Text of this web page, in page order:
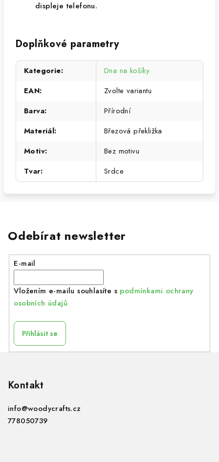
displeje telefonu.
Doplňkové parametry
Kategorie:
Dna na košíky
EAN:
Zvolte variantu
Barva:
Přírodní
Materiál:
Březová překližka
Motiv:
Bez motivu
Tvar: Srdce
Odebírat newsletter
E-mail
Vložením e-mailu souhlasíte s podmínkami ochrany
osobních údajů
Přihlásit se
Kontakt
info@woodycrafts.cz
778050739